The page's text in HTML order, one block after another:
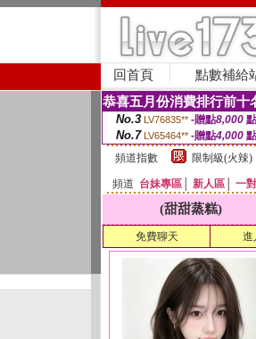
回首頁 點數補給
恭喜五月份消費排行前十
No.3 LV76835** -贈點8,000點
No.7 LV65464** -贈點4,000 點
頻道指數
限制級(火辣)
頻道 台妹專區 新人區 一
(甜甜蒸糕)
免費聊天 進